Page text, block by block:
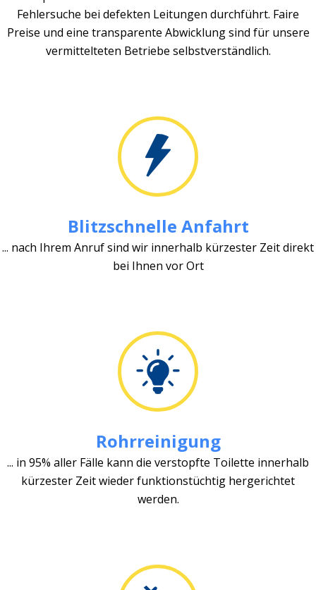
Fehlersuche bei defekten Leitungen durchführt. Faire
Preise und eine transparente Abwicklung sind für unsere
vermittelteten Betriebe selbstverständlich.
Blitzschnelle Anfahrt
... nach Ihrem Anruf sind wir innerhalb kürzester Zeit direkt
bei Ihnen vor Ort
Rohrreinigung
... in 95% aller Fälle kann die verstopfte Toilette innerhalb
kürzester Zeit wieder funktionstüchtig hergerichtet
werden.